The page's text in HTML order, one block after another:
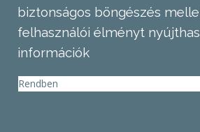
biztonságos böngészés
felhasználói élményt
információk
Rendben